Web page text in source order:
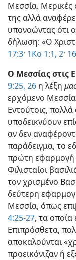
Μεσσία. Μερικές
της αλλά
υπονοώντας ότι
δήλωση: «Ο
17:3· 1Κο 1:1, 2·
Ο Μεσσίας στις
9:25, 26 η λέξη
ερχόμενο
Εντούτοις,
υποδεικνύουν
αν δεν
παράδειγμα, το
πρώτη εφαρμογή
Φιλισταίοι
τον χρισμένο
δεύτερη
Μεσσία, όπως
4:25-27, τα οποία
Επιπρόσθετα,
αποκαλούνται
προεικόνιζαν ή